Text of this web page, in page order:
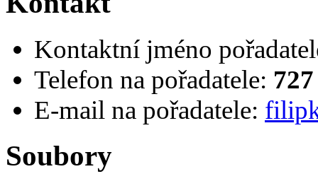
Kontaktní jméno
Telefon na pořadatele:
E-mail na pořadatele:
Soubory